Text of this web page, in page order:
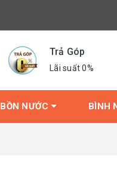
Trả Góp
Lãi suất 0%
BỒN NƯỚC BÌNH